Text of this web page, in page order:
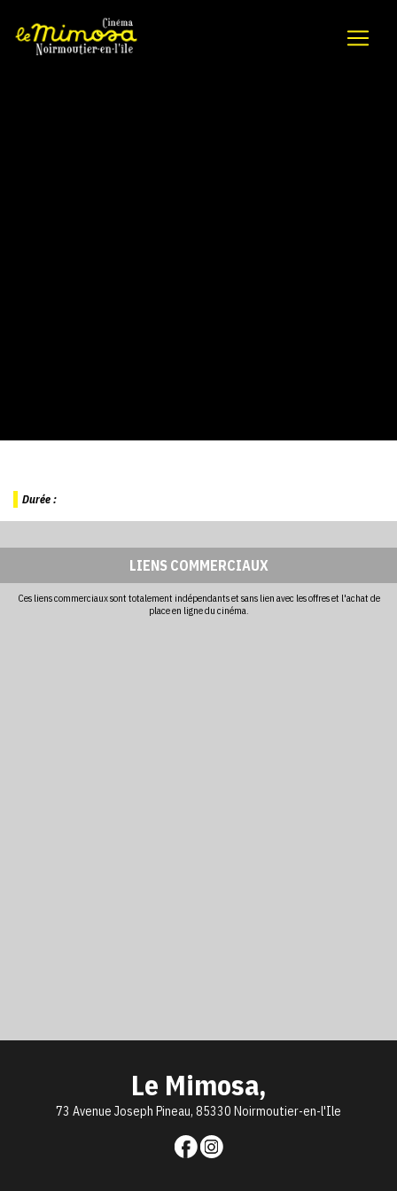
Durée :
LIENS COMMERCIAUX
Ces liens commerciaux sont totalement indépendants et sans lien avec les offres et l'achat de
place en ligne du cinéma.
Le Mimosa,
73 Avenue Joseph Pineau, 85330 Noirmoutier-en-l'Ile